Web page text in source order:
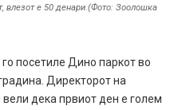
влезот е 50 денари.(Фото: Зоолошка
посетиле Дино паркот во
Директорот на
вели дека првиот ден е голем